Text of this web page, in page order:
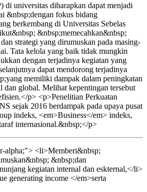
universitas diharapkan dapat menjadi
&nbsp;dengan fokus bidang
berkembang di Universitas Sebelas
&nbsp;memecahkan&nbsp;
strategi yang dirumuskan pada masing-
Tata kelola yang baik tidak mungkin
dengan terjadinya kegiatan yang
dapat mendorong terjadinya
memiliki dampak dalam peningkatan
dan global. Melihat kepentingan tersebut
p> <p>Penelitian Perkuatan
sejak 2016 berdampak pada upaya pusat
indeks, <em>Business</em> indeks,
internasional.&nbsp;</p>
alpha;"> <li>Memberi&nbsp;
&nbsp;dan
kegiatan internal dan eskternal,</li>
generating income </em>serta